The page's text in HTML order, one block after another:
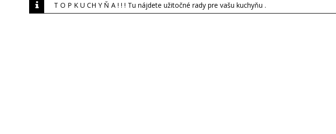
T O P K U CH Y Ň A ! ! ! Tu nájdete užitočné rady pre vašu kuchyňu .